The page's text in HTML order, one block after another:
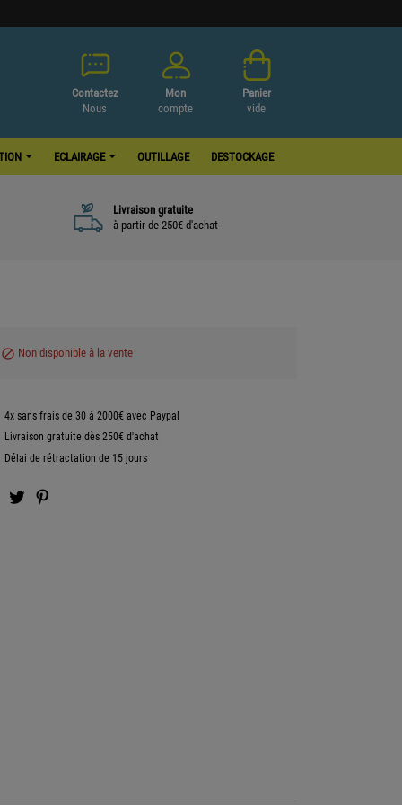
Contactez
Nous
Mon
compte
Panier
vide
ECLAIRAGE OUTILLAGE DESTOCKAGE
Livraison gratuite
à partir de 250€ d'achat
block Non disponible à la vente
4x sans frais de 30 à 2000€ avec Paypal
Livraison gratuite dès 250€ d'achat
Délai de rétractation de 15 jours